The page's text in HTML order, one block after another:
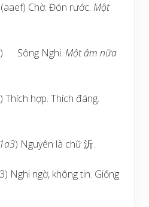
Chờ. Đón rước.Một
Sông Nghi.Một âm nữa
Thích hợp. Thích đáng.
) Nguyên là chữ 沂.
Nghi ngờ, không tin. Giống